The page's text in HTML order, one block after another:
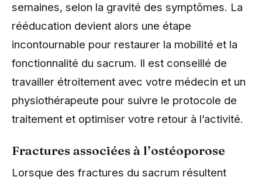
semaines, selon la gravité des symptômes. La
rééducation devient alors une étape
incontournable pour restaurer la mobilité et la
fonctionnalité du sacrum. Il est conseillé de
travailler étroitement avec votre médecin et un
physiothérapeute pour suivre le protocole de
traitement et optimiser votre retour à l’activité.
Fractures associées à l’ostéoporose
Lorsque des fractures du sacrum résultent